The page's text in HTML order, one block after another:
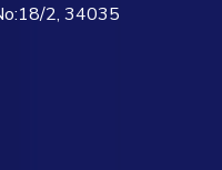
2, 34035